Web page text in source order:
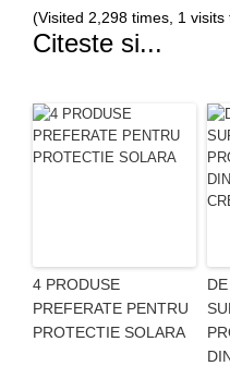
(Visited 2,298 times, 1 visits
Citeste si...
4 PRODUSE
PREFERATE PENTRU
PROTECTIE SOLARA